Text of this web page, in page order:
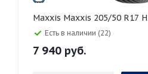
Maxxis Maxxis 205/50
Есть в наличии (22)
7 940 руб.